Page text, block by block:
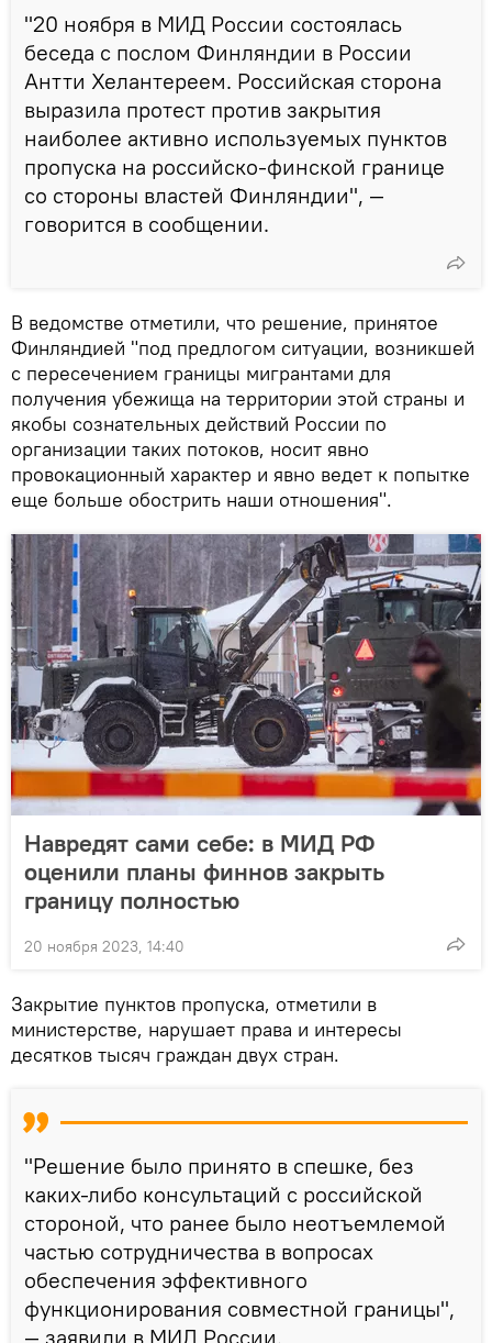
"20 ноября в МИД России состоялась
беседа с послом Финляндии в России
Антти Хелантереем. Российская сторона
выразила протест против закрытия
наиболее активно используемых пунктов
пропуска на российско-финской границе
со стороны властей Финляндии", —
говорится в сообщении.
В ведомстве отметили, что решение, принятое
Финляндией "под предлогом ситуации, возникшей
с пересечением границы мигрантами для
получения убежища на территории этой страны и
якобы сознательных действий России по
организации таких потоков, носит явно
провокационный характер и явно ведет к попытке
еще больше обострить наши отношения".
Навредят сами себе: в МИД РФ
оценили планы финнов закрыть
границу полностью
20 ноября 2023, 14:40
Закрытие пунктов пропуска, отметили в
министерстве, нарушает права и интересы
десятков тысяч граждан двух стран.
"Решение было принято в спешке, без
каких-либо консультаций с российской
стороной, что ранее было неотъемлемой
частью сотрудничества в вопросах
обеспечения эффективного
функционирования совместной границы",
— заявили в МИД России.